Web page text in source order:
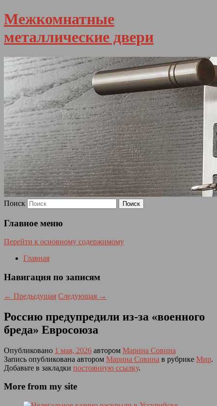
Межкомнатные
металлические двери
Поиск
Главное меню
Перейти к основному содержимому
Главная
Навигация по записям
← Предыдущая Следующая →
Россию предупредили из-за «военного
бреда» Евросоюза
Опубликовано 1 мая, 2026 автором Марина Совина
Запись опубликована автором Марина Совина в рубрике Мир.
Добавьте в закладки постоянную ссылку.
More from my site